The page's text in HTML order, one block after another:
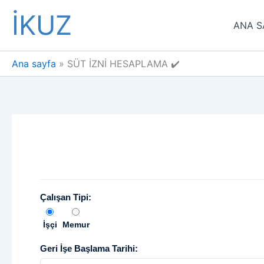
İçeriğe
İKUZ ANA
Ana sayfa SÜT İZNİ HESAPLAMA ✔️
Çalışan Tipi:
İşçi Memur
Geri İşe Başlama Tarihi: